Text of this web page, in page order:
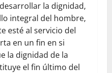
la dignidad,
integral del hombre,
esté al servicio del
en un fin en si
la dignidad de la
el fin último del